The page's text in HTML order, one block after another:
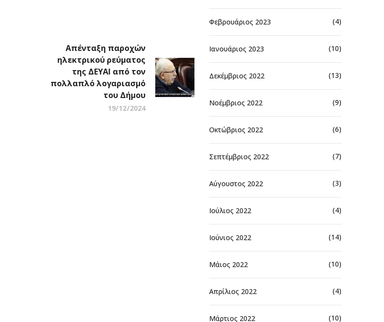
Απένταξη παροχών
ηλεκτρικού ρεύματος
της ΔΕΥΑΙ από τον
πολλαπλό λογαριασμό
του Δήμου
19/12/2024
Φεβρουάριος 2023 (4)
Ιανουάριος 2023 (10)
Δεκέμβριος 2022 (13)
Νοέμβριος 2022 (9)
Οκτώβριος 2022 (6)
Σεπτέμβριος 2022 (7)
Αύγουστος 2022 (3)
Ιούλιος 2022 (4)
Ιούνιος 2022 (14)
Μάιος 2022 (10)
Απρίλιος 2022 (4)
Μάρτιος 2022 (10)